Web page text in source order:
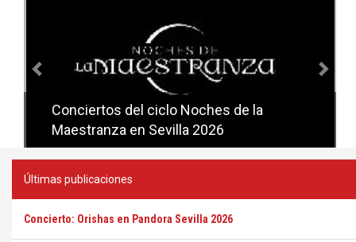
Conciertos del ciclo Noches de la
Maestranza en Sevilla 2026
Conciertos del ciclo Candlelight en
Sevilla
Últimas publicaciones
Concierto: Orishas en Pandora Sevilla 2026